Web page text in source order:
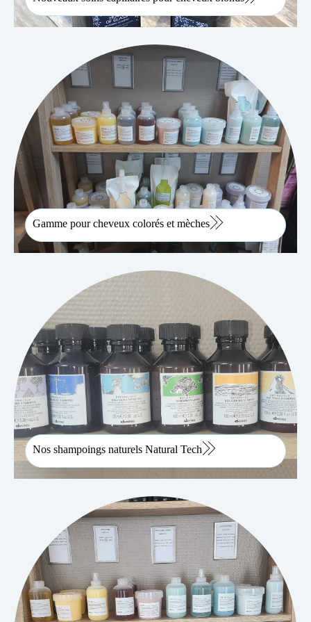
Gamme pour cheveux colorés et mèches
Nos shampoings naturels Natural Tech